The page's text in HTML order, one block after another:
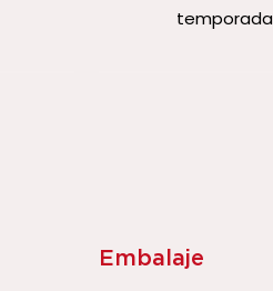
temporada
Embalaje